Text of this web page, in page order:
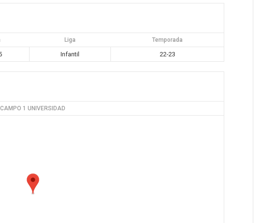
Liga Temporada
Infantil 22-23
CAMPO 1 UNIVERSIDAD